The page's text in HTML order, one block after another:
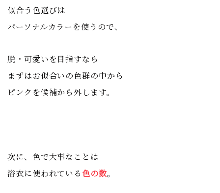
似合う色選びは
パーソナルカラーを使うので、
脱・可愛いを目指すなら
まずはお似合いの色群の中から
ピンクを候補から外します。
次に、色で大事なことは
浴衣に使われている色の数。